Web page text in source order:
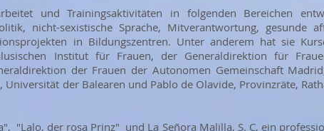
und Trainingsaktivitäten in folgenden Bereichen
nicht-sexistische Sprache, Mitverantwortung, gesunde
in Bildungszentren. Unter anderem hat sie
Institut für Frauen, der Generaldirektion für
der Frauen der Autonomen Gemeinschaft
der Balearen und Pablo de Olavide, Provinzräte,
"Lalo, der rosa Prinz" und La Señora Malilla, S. C, ein